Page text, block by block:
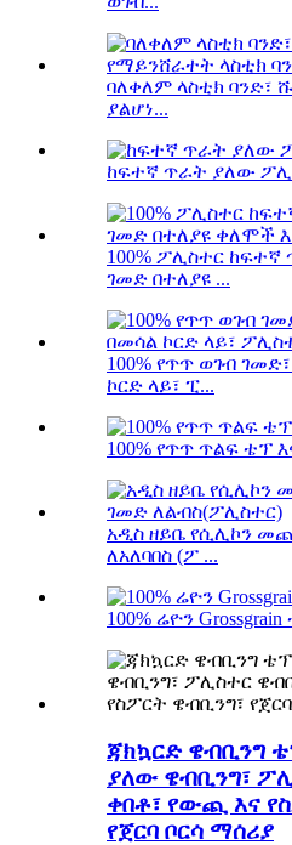
ባለቀለም ላስቲክ ባንድ፣
ያልሆነ...
ከፍተኛ ጥራት ያለው
100% ፖሊስተር
ገመድ በተለያዩ ...
100% የጥጥ ወገብ
ኮርድ ላይ፣ ፒ...
100% የጥጥ ጥልፍ ቴፕ
አዲስ ዘይቤ የሲሊኮን
ለአለባበስ (ፖ ...
100% ሬዮን
ጃክኳርድ ዌብቢንግ
ያለው ዌብቢንግ፣
ቀበቶ፣ የውጪ እና
የጀርባ ቦርሳ ማሰሪያ